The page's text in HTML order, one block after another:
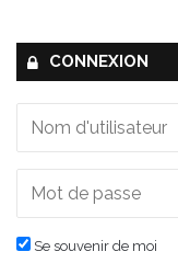
CONNEXION
Se souvenir de moi